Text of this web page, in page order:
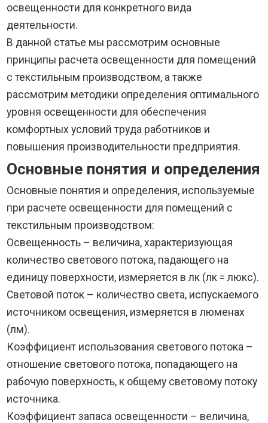
освещенности для конкретного вида
деятельности.
В данной статье мы рассмотрим основные
принципы расчета освещенности для помещений
с текстильным производством, а также
рассмотрим методики определения оптимального
уровня освещенности для обеспечения
комфортных условий труда работников и
повышения производительности предприятия.
Основные понятия и определения
Основные понятия и определения, используемые
при расчете освещенности для помещений с
текстильным производством:
Освещенность – величина, характеризующая
количество светового потока, падающего на
единицу поверхности, измеряется в лк (лк = люкс).
Световой поток – количество света, испускаемого
источником освещения, измеряется в люменах
(лм).
Коэффициент использования светового потока –
отношение светового потока, попадающего на
рабочую поверхность, к общему световому потоку
источника.
Коэффициент запаса освещенности – величина,